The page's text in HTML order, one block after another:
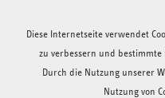
Diese Internetseite verwendet
zu verbessern und bestimmte
Durch die Nutzung unserer
Nutzung von